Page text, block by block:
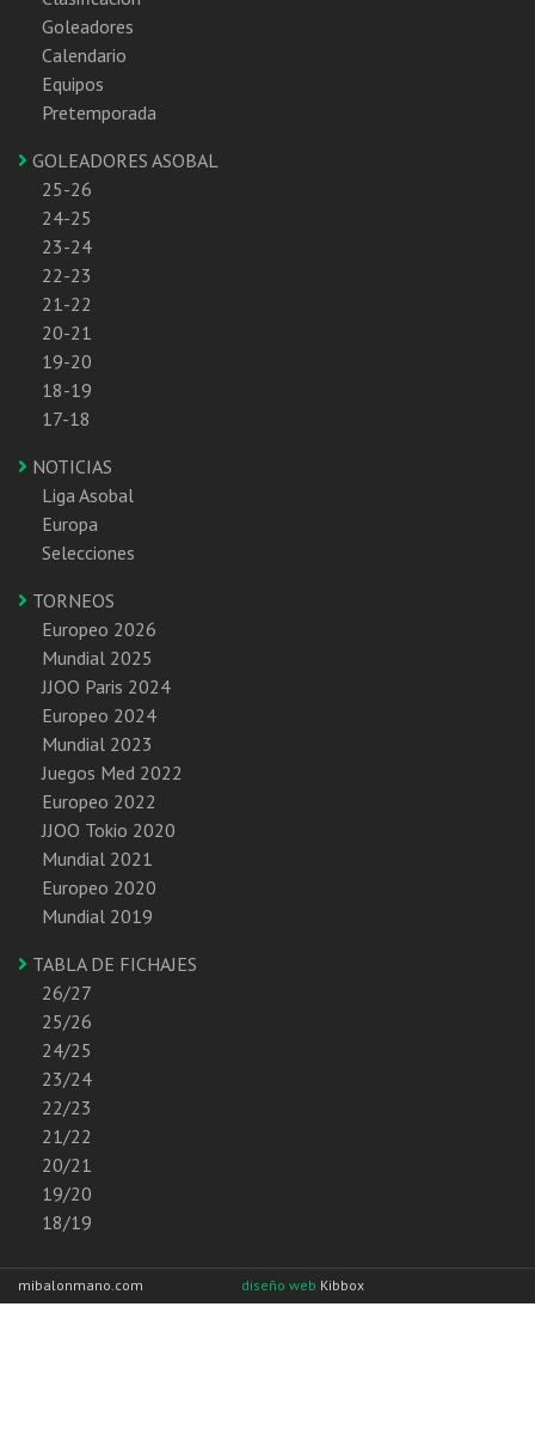
Goleadores
Calendario
Equipos
Pretemporada
GOLEADORES ASOBAL
25-26
24-25
23-24
22-23
21-22
20-21
19-20
18-19
17-18
NOTICIAS
Liga Asobal
Europa
Selecciones
TORNEOS
Europeo 2026
Mundial 2025
JJOO Paris 2024
Europeo 2024
Mundial 2023
Juegos Med 2022
Europeo 2022
JJOO Tokio 2020
Mundial 2021
Europeo 2020
Mundial 2019
TABLA DE FICHAJES
26/27
25/26
24/25
23/24
22/23
21/22
20/21
19/20
18/19
mibalonmano.com diseño web Kibbox